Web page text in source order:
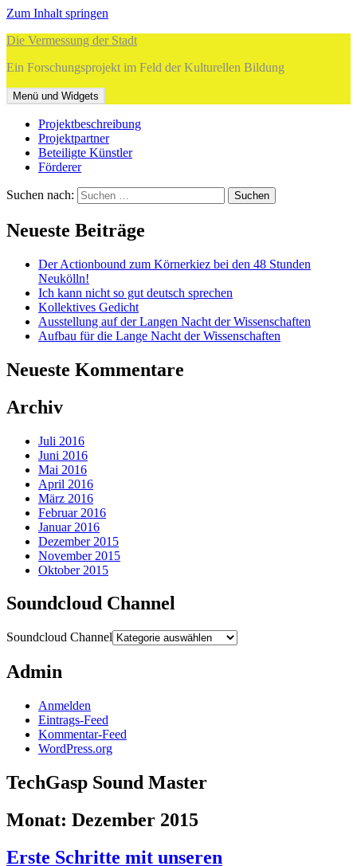
Zum Inhalt springen
Die Vermessung der Stadt
Ein Forschungsprojekt im Feld der Kulturellen Bildung
Menü und Widgets
Projektbeschreibung
Projektpartner
Beteiligte Künstler
Förderer
Suchen nach:
Neueste Beiträge
Der Actionbound zum Körnerkiez bei den 48 Stunden
Neukölln!
Ich kann nicht so gut deutsch sprechen
Kollektives Gedicht
Ausstellung auf der Langen Nacht der Wissenschaften
Aufbau für die Lange Nacht der Wissenschaften
Neueste Kommentare
Archiv
Juli 2016
Juni 2016
Mai 2016
April 2016
März 2016
Februar 2016
Januar 2016
Dezember 2015
November 2015
Oktober 2015
Soundcloud Channel
Soundcloud Channel
Admin
Anmelden
Eintrags-Feed
Kommentar-Feed
WordPress.org
TechGasp Sound Master
Monat: Dezember 2015
Erste Schritte mit unseren